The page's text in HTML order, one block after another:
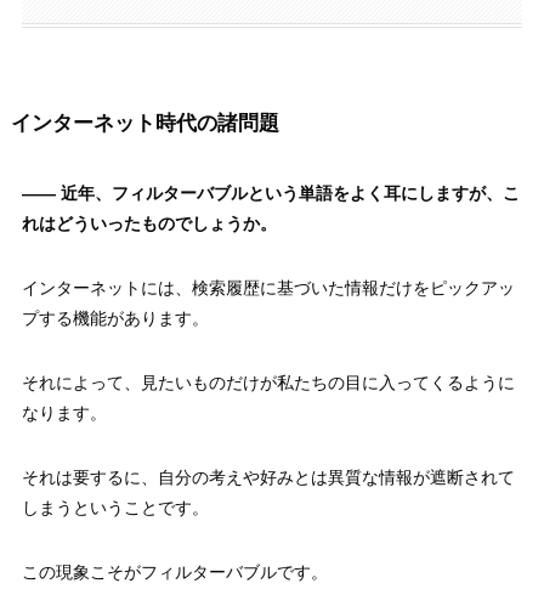
インターネット時代の諸問題
—— 近年、フィルターバブルという単語をよく耳にしますが、こ
れはどういったものでしょうか。
インターネットには、検索履歴に基づいた情報だけをピックアッ
プする機能があります。
それによって、見たいものだけが私たちの目に入ってくるように
なります。
それは要するに、自分の考えや好みとは異質な情報が遮断されて
しまうということです。
この現象こそがフィルターバブルです。